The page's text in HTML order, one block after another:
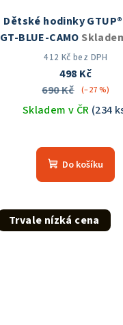
Dětské hodinky
GT-BLUE-CAMO
412 Kč bez DPH
498 Kč
690 Kč
(–27 %)
Skladem v ČR (234
hodnocení
produktu
je
z
5
Do košíku
Trvale nízká cena